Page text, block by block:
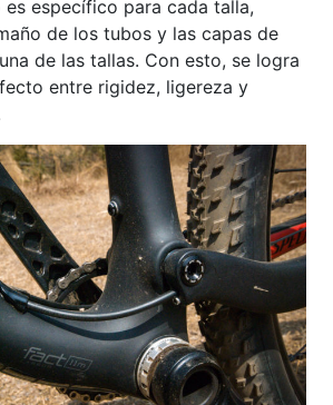
es específico para cada talla,
de los tubos y las capas de
de las tallas. Con esto, se logra
entre rigidez, ligereza y